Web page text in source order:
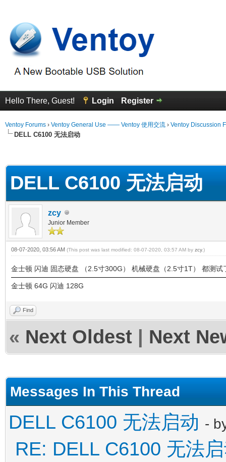
Hello There, Guest! Login Register
Ventoy Forums › Ventoy General Use —— Ventoy 使用交流 › Ventoy Discussion
DELL C6100 无法启动
DELL C6100 无法启动
zcy
Junior Member
08-07-2020, 03:56 AM (This post was last modified: 08-07-2020, 03:57 AM by zcy.)
金士顿 闪迪 固态硬盘 （2.5寸300G） 机械硬盘（2.5寸1T） 都测
金士顿 64G 闪迪 128G
Find
« Next Oldest Next
Messages In This Thread
DELL C6100 无法启动 -
RE: DELL C6100 无法